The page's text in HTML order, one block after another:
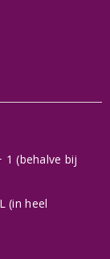
(behalve bij
(in heel